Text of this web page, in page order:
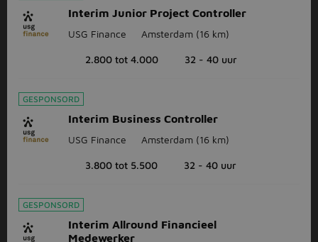
Interim Junior Project Controller
USG Finance Amsterdam (16 km)
2.800 tot 4.000 32 - 40 uur
GESPONSORD
Interim Business Controller
USG Finance Amsterdam (16 km)
3.800 tot 5.500 32 - 40 uur
GESPONSORD
Interim Allround Financieel
Medewerker